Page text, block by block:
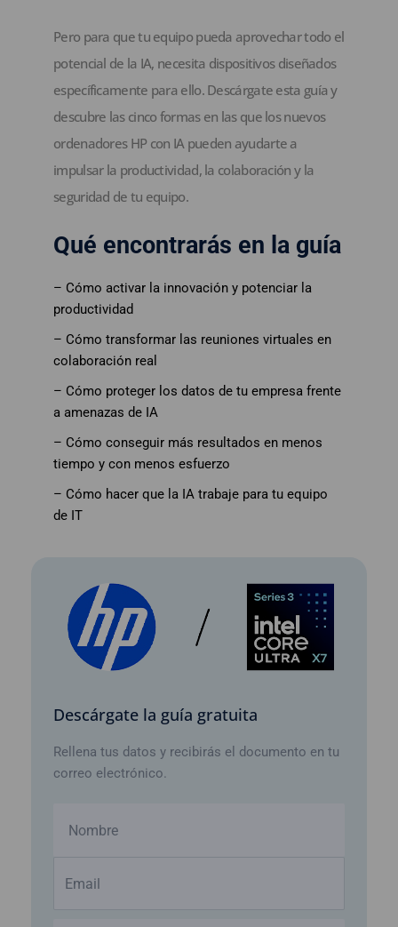
Pero para que tu equipo pueda aprovechar todo el
potencial de la IA, necesita dispositivos diseñados
específicamente para ello. Descárgate esta guía y
descubre las cinco formas en las que los nuevos
ordenadores HP con IA pueden ayudarte a
impulsar la productividad, la colaboración y la
seguridad de tu equipo.
Qué encontrarás en la guía
– Cómo activar la innovación y potenciar la
productividad
– Cómo transformar las reuniones virtuales en
colaboración real
– Cómo proteger los datos de tu empresa frente
a amenazas de IA
– Cómo conseguir más resultados en menos
tiempo y con menos esfuerzo
– Cómo hacer que la IA trabaje para tu equipo
de IT
Descárgate la guía gratuita
Rellena tus datos y recibirás el documento en tu
correo electrónico.